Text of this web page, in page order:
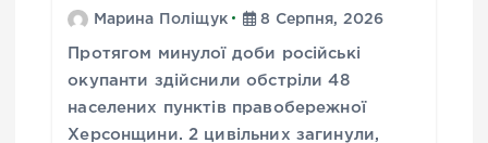
Марина Поліщук 8 Серпня, 2026
Протягом минулої доби російські
окупанти здійснили обстріли 48
населених пунктів правобережної
Херсонщини. 2 цивільних загинули,